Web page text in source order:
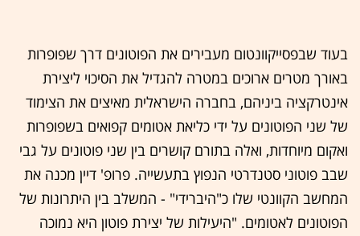
בעוד שבפסייקוונטום מעבירים את הפוטונים דרך שפופרות
באורך מטרים ארוכים במטרה להגדיל את הסיכוי ליצירת
אינטרקציה ביניהם, בחברה הישראלית מאיצים את הצימוד
של שני הפוטונים על ידי כליאת אטומים קפואים בשפופרות
ואקום מיוחדות, ואלה בתורם קושרים בין שני פוטונים על גבי
שבב פוטוני סטנדרטי הנפוץ בתעשייה. פרופ' דיין מכנה את
המחשב הקוונטי שלו כ"היברידי" - המשלב בין היתרונות של
הפוטונים לאטומים. "היעילות של יצירת פוטון היא נמוכה